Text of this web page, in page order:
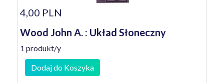
4,00 PLN
Wood John A. : Układ Słoneczny
1 produkt/y
Dodaj do Koszyka